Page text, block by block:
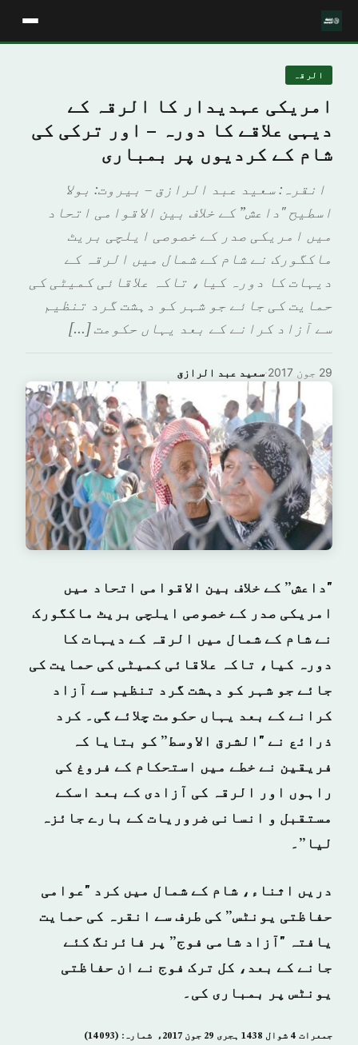
الرقہ
امریکی عہدیدار کا الرقہ کے
دیہی علاقے کا دورہ – اور ترکی کی
شام کے کردیوں پر بمباری
انقرہ: سعيد عبد الرازق – بيروت: بولا
اسطيح "داعش” کے خلاف بین الاقوامی اتحاد
میں امریکی صدر کے خصوصی ایلچی بریٹ
ماکگورک نے شام کے شمال میں الرقہ کے
دیہات کا دورہ کیا، تاکہ علاقائی کمیٹی کی
حمایت کی جائے جو شہر کو دہشت گرد تنظیم
سے آزاد کرانے کے بعد یہاں حکومت […]
سعيد عبد الرازق· 29 جون 2017
"داعش” کے خلاف بین الاقوامی اتحاد میں
امریکی صدر کے خصوصی ایلچی بریٹ ماکگورک
نے شام کے شمال میں الرقہ کے دیہات کا
دورہ کیا، تاکہ علاقائی کمیٹی کی حمایت کی
جائے جو شہر کو دہشت گرد تنظیم سے آزاد
کرانے کے بعد یہاں حکومت چلائے گی۔ کرد
ذرائع نے "الشرق الاوسط” کو بتایا کہ
فریقین نے خطے میں استحکام کے فروغ کی
راہوں اور الرقہ کی آزادی کے بعد اسکے
مستقبل و انسانی ضروریات کے بارے جائزہ
لیا”۔
دریں اثناء، شام کے شمال میں کرد "عوامی
حفاظتی یونٹس” کی طرف سے انقرہ کی حمایت
یافتہ "آزاد شامی فوج” پر فائرنگ کئے
جانے کے بعد، کل ترک فوج نے ان حفاظتی
یونٹس پر بمباری کی۔
جمعرات 4 شوال 1438 ہجری­ 29 جون 2017ء شمارہ: (14093)